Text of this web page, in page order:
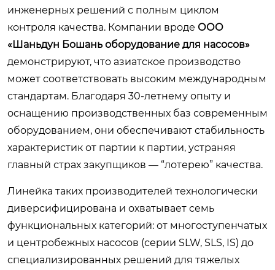
инженерных решений с полным циклом
контроля качества. Компании вроде ООО
«Шаньдун Бошань оборудование для насосов»
демонстрируют, что азиатское производство
может соответствовать высоким международным
стандартам. Благодаря 30-летнему опыту и
оснащению производственных баз современным
оборудованием, они обеспечивают стабильность
характеристик от партии к партии, устраняя
главный страх закупщиков — “лотерею” качества.
Линейка таких производителей технологически
диверсифицирована и охватывает семь
функциональных категорий: от многоступенчатых
и центробежных насосов (серии SLW, SLS, IS) до
специализированных решений для тяжелых